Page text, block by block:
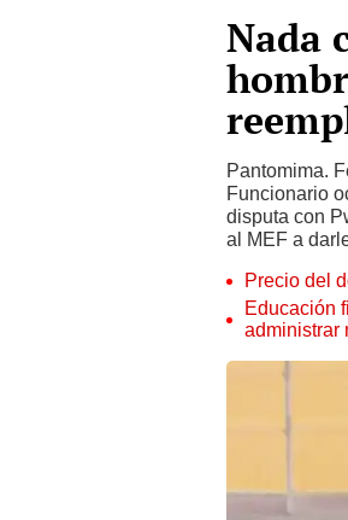
Nada
Pantomima.
Funcionario
disputa con
al MEF a
Precio del
Educación
administrar